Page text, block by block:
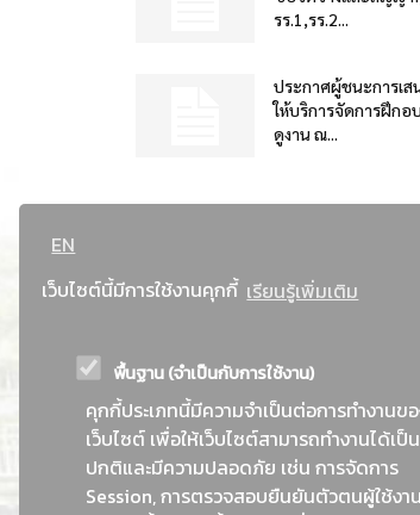
EN
เว็บไซต์นี้มีการใช้งานคุกกี้ เรียนรู้เพิ่มเติม
พื้นฐาน (จำเป็นกับการใช้งาน)
คุกกี้ประเภทนี้มีความจำเป็นต่อการทำงานข
เว็บไซต์ เพื่อให้เว็บไซต์สามารถทำงานได้เป็น
ปกติและมีความปลอดภัย เช่น การจัดการ
Session, การตรวจสอบยืนยันตัวตนผู้ใช้งาน
รร.1,รร.2...
ประกาศผู้ชนะการเส
ให้บริการจัดการฝึกอ
ดูงาน ณ...
ที่อยู่ : 184 ถนนพระรามที่ 4 แขวงคลอ
กรุงเทพมหานคร 10110 ติดต่อประชา
ประเทศไทย Call center โทร.
การยาสูบแห่งประเทศไทย พระนครศรีอ
อ.อุทัย จ.พระนครศรีอยุธยา 13210 โ